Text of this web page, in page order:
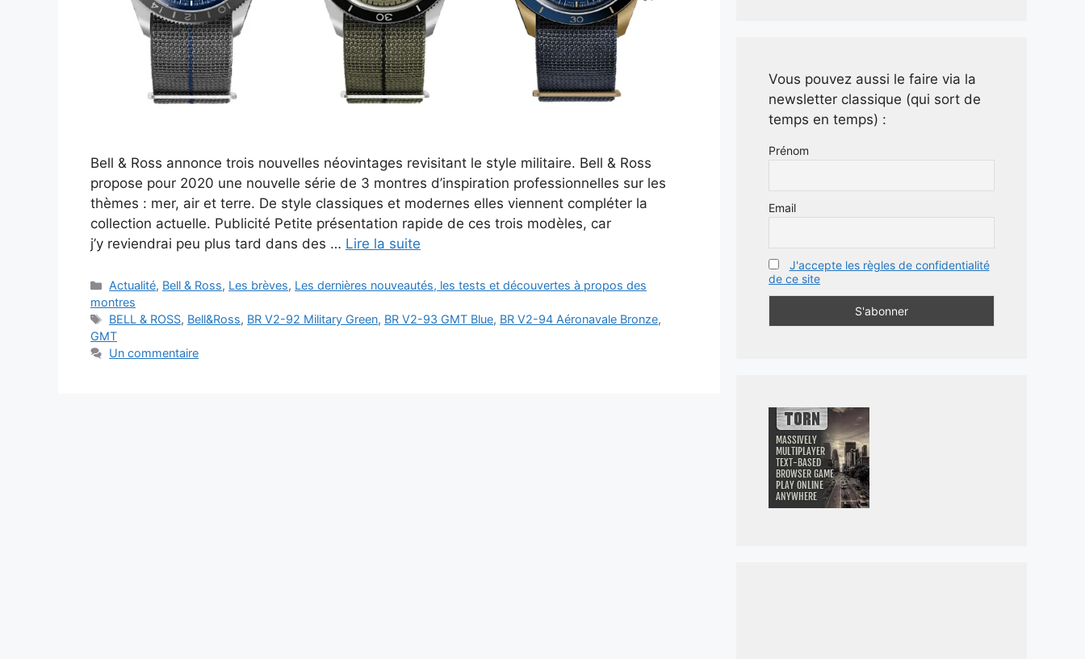
Bell & Ross annonce trois nouvelles néovintages revisitant le style militaire. Bell & Ross
propose pour 2020 une nouvelle série de 3 montres d’inspiration professionnelles sur les
thèmes : mer, air et terre. De style classiques et modernes elles viennent compléter la
collection actuelle. Publicité Petite présentation rapide de ces trois modèles, car
j’y reviendrai peu plus tard dans des … Lire la suite
Catégories
Actualité, Bell & Ross, Les brèves, Les dernières nouveautés, les tests et découvertes à propos des
montres
Étiquettes
BELL & ROSS, Bell&Ross, BR V2-92 Military Green, BR V2-93 GMT Blue, BR V2-94 Aéronavale Bronze,
GMT
Un commentaire
Vous pouvez aussi le faire via la
newsletter classique (qui sort de
temps en temps) :
Prénom
Email
J'accepte les règles de confidentialité
de ce site